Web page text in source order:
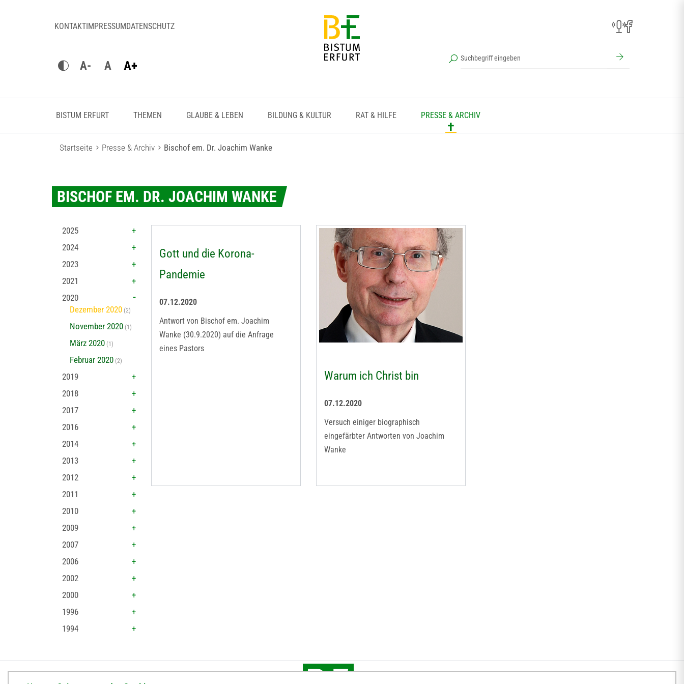
KONTAKTIMPRESSUMDATENSCHUTZ
A- A A+
BISTUM ERFURT THEMEN GLAUBE & LEBEN BILDUNG & KULTUR RAT & HILFE PRESSE & ARCHIV
Startseite Presse & Archiv Bischof em. Dr. Joachim Wanke
BISCHOF EM. DR. JOACHIM WANKE
2025
2024
2023
2021
2020
Dezember 2020 (2)
November 2020 (1)
März 2020 (1)
Februar 2020 (2)
2019
2018
2017
2016
2014
2013
2012
2011
2010
2009
2007
2006
2002
2000
1996
1994
Gott und die Korona-
Pandemie
07.12.2020
Antwort von Bischof em. Joachim
Wanke (30.9.2020) auf die Anfrage
eines Pastors
Warum ich Christ bin
07.12.2020
Versuch einiger biographisch
eingefärbter Antworten von Joachim
Wanke
BISTUM ERFURT